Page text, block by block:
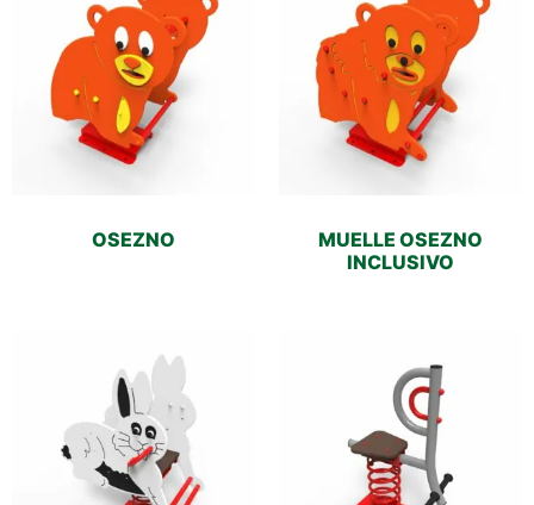
OSEZNO
MUELLE OSEZNO
INCLUSIVO